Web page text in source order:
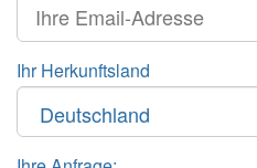
Ihr Herkunftsland